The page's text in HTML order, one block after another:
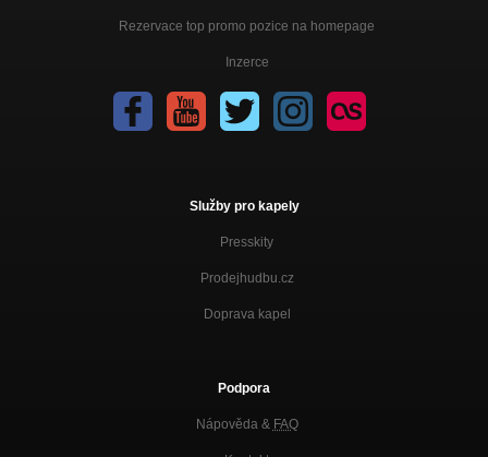
Rezervace top promo pozice na homepage
Inzerce
Služby pro kapely
Presskity
Prodejhudbu.cz
Doprava kapel
Podpora
Nápověda & FAQ